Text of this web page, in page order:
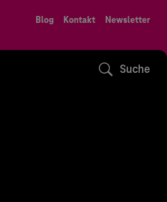
Blog Kontakt Newsletter
Suche